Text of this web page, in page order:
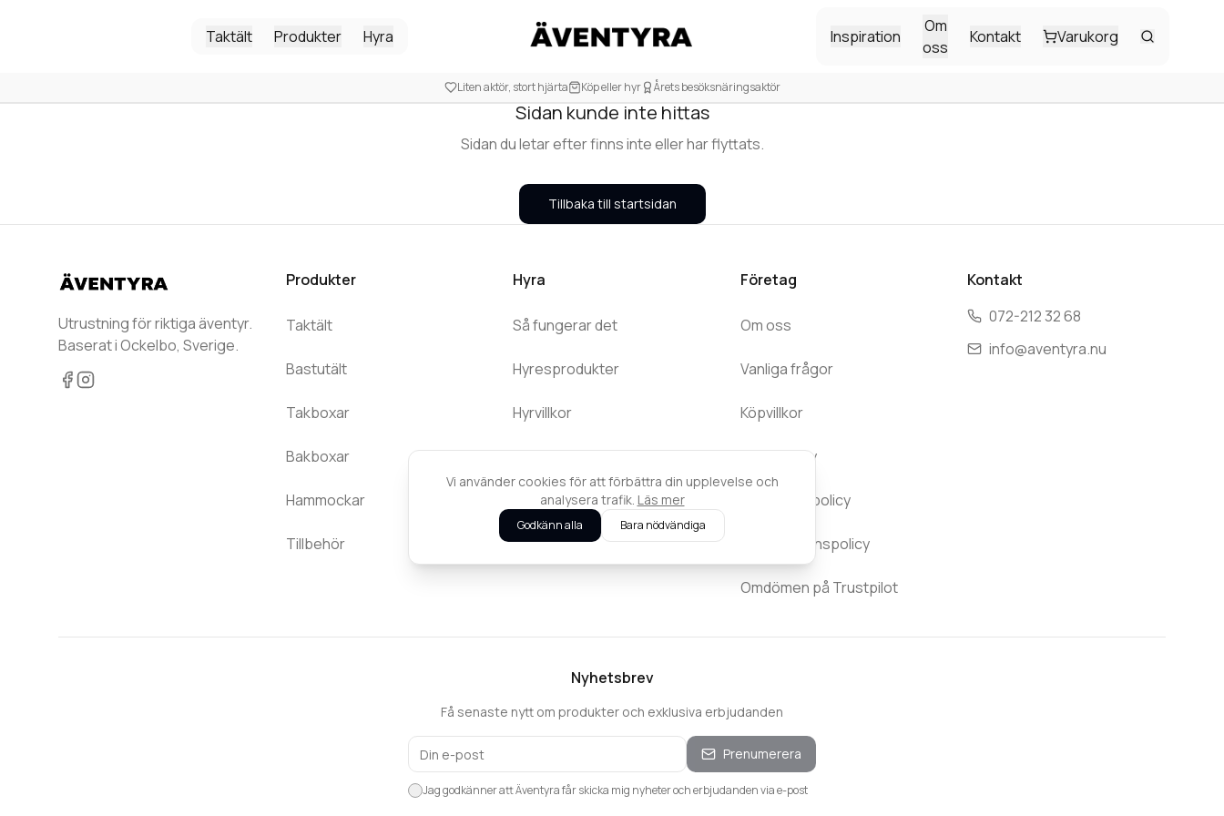
Vi använder cookies för att förbättra din upplevelse och
analysera trafik. Läs mer
Godkänn alla Bara nödvändiga
Taktält Produkter Hyra Inspiration
Om
oss
Kontakt Varukorg
Liten aktör, stort hjärta Köp eller hyr Årets besöksnäringsaktör
404
Sidan kunde inte hittas
Sidan du letar efter finns inte eller har flyttats.
Tillbaka till startsidan
Utrustning för riktiga äventyr.
Baserat i Ockelbo, Sverige.
Produkter
Taktält
Bastutält
Takboxar
Bakboxar
Hammockar
Tillbehör
Hyra
Så fungerar det
Hyresprodukter
Hyrvillkor
Kontakta oss
Företag
Om oss
Vanliga frågor
Köpvillkor
Returpolicy
Integritetspolicy
Reklamationspolicy
Omdömen på Trustpilot
Kontakt
072-212 32 68
info@aventyra.nu
Nyhetsbrev
Få senaste nytt om produkter och exklusiva erbjudanden
Prenumerera
Jag godkänner att Äventyra får skicka mig nyheter och erbjudanden via e-post